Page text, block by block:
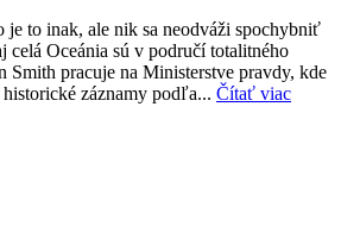
je to inak, ale nik sa neodváži spochybniť
Oceánia sú v područí totalitného
Smith pracuje na Ministerstve pravdy, kde
záznamy podľa... Čítať viac